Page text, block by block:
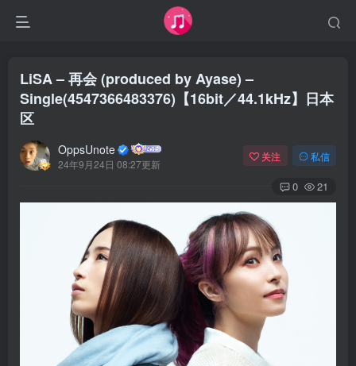
LiSA – 再会 (produced by Ayase) –
Single(4547366483376)【16bit／44.1kHz】日本
区
OppsUnote
24年9月24日 08:27更新
关注 私信
0 21